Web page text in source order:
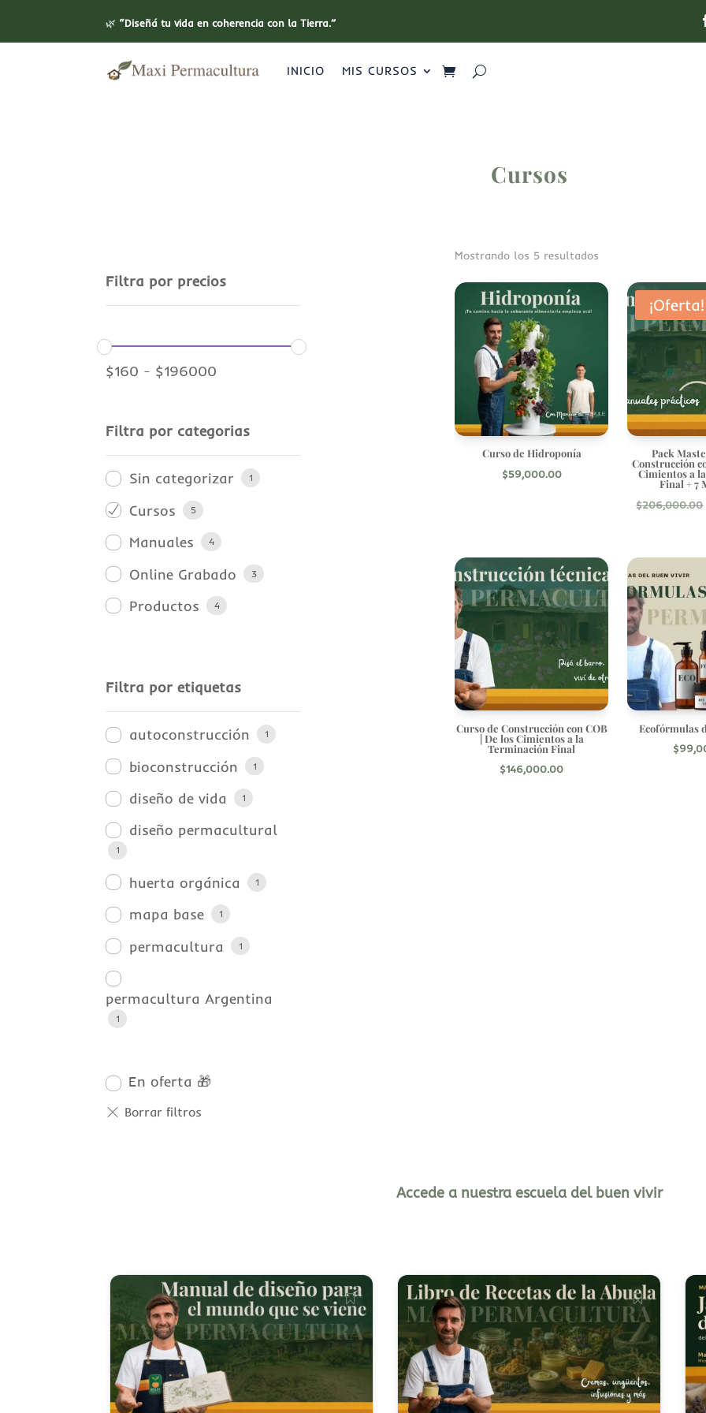
🌿 “Diseñá tu vida en coherencia con la Tierra.”
INICIO MIS CURSOS
Cursos
Filtra por precios
$160 - $196000
Filtra por categorias
Sin categorizar 1
Cursos 5
Manuales 4
Online Grabado 3
Productos 4
Filtra por etiquetas
autoconstrucción 1
bioconstrucción 1
diseño de vida 1
diseño permacultural
1
huerta orgánica 1
mapa base 1
permacultura 1
permacultura Argentina
1
En oferta 🎁
Mostrando los 5 resultados
Curso de Hidroponía
$59,000.00
¡Oferta!
Pack
Construcción
Cimientos a
Final + 7
$206,000.00
Curso de Construcción con COB
| De los Cimientos a la
Terminación Final
$146,000.00
Ecofórmulas
$
Accede a nuestra escuela del buen vivir